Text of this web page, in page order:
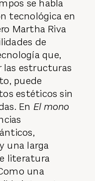
se habla
tecnológica en
Martha Riva
de
que,
las estructuras
puede
estéticos sin
En El mono
una larga
literatura
una